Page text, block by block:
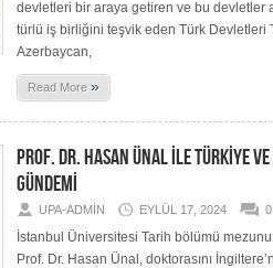
devletleri bir araya getiren ve bu devletler
türlü iş birliğini teşvik eden Türk Devletleri
Azerbaycan,
Read More »
PROF. DR. HASAN ÜNAL İLE TÜRKİYE
GÜNDEMİ
UPA-ADMIN EYLÜL 17, 2024 0
İstanbul Üniversitesi Tarih bölümü
Prof. Dr. Hasan Ünal, doktorasını